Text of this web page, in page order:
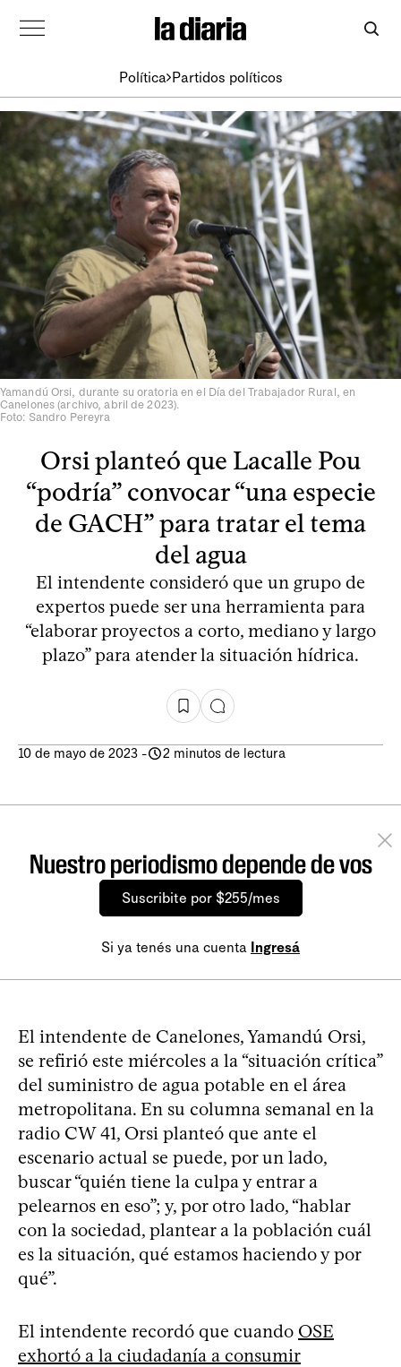
Política Partidos políticos
Yamandú Orsi, durante su oratoria en el Día del Trabajador Rural, en
Canelones (archivo, abril de 2023).
Foto: Sandro Pereyra
Orsi planteó que Lacalle Pou
“podría” convocar “una especie
de GACH” para tratar el tema
del agua
El intendente consideró que un grupo de
expertos puede ser una herramienta para
“elaborar proyectos a corto, mediano y largo
plazo” para atender la situación hídrica.
10 de mayo de 2023 - 2 minutos de lectura
Nuestro periodismo depende de vos
Suscribite por $255/mes
Si ya tenés una cuenta Ingresá
El intendente de Canelones, Yamandú Orsi,
se refirió este miércoles a la “situación crítica”
del suministro de agua potable en el área
metropolitana. En su columna semanal en la
radio CW 41, Orsi planteó que ante el
escenario actual se puede, por un lado,
buscar “quién tiene la culpa y entrar a
pelearnos en eso”; y, por otro lado, “hablar
con la sociedad, plantear a la población cuál
es la situación, qué estamos haciendo y por
qué”.
El intendente recordó que cuando OSE
exhortó a la ciudadanía a consumir